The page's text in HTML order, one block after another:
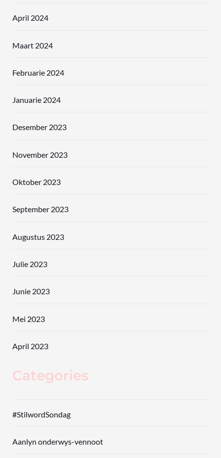
April 2024
Maart 2024
Februarie 2024
Januarie 2024
Desember 2023
November 2023
Oktober 2023
September 2023
Augustus 2023
Julie 2023
Junie 2023
Mei 2023
April 2023
Categories
#StilwordSondag
Aanlyn onderwys-vennoot